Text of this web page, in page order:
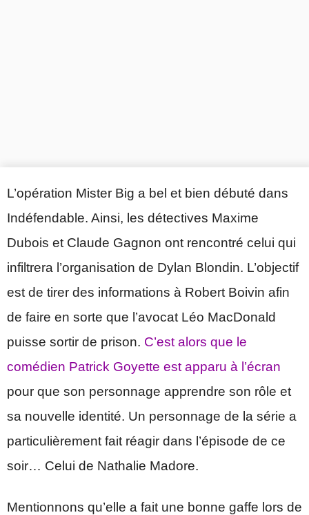
L’opération Mister Big a bel et bien débuté dans
Indéfendable. Ainsi, les détectives Maxime
Dubois et Claude Gagnon ont rencontré celui qui
infiltrera l’organisation de Dylan Blondin. L’objectif
est de tirer des informations à Robert Boivin afin
de faire en sorte que l’avocat Léo MacDonald
puisse sortir de prison. C’est alors que le
comédien Patrick Goyette est apparu à l’écran
pour que son personnage apprendre son rôle et
sa nouvelle identité. Un personnage de la série a
particulièrement fait réagir dans l’épisode de ce
soir… Celui de Nathalie Madore.
Mentionnons qu’elle a fait une bonne gaffe lors de